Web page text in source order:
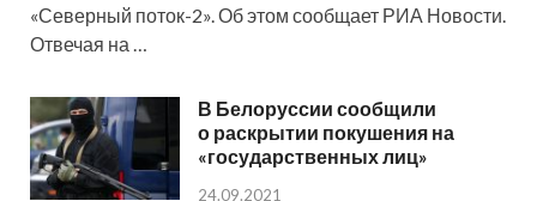
«Северный поток-2». Об этом сообщает РИА Новости.
Отвечая на …
В Белоруссии сообщили
о раскрытии покушения на
«государственных лиц»
24.09.2021